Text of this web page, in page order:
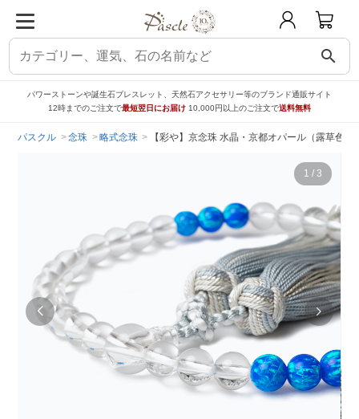
search
パワーストーンや誕生石ブレスレット、天然石アクセサリー等のブランド通販サイト
12時までのご注文で最短翌日にお届け 10,000円以上のご注文で送料無料
パスクル 念珠 略式念珠 【彩や】京念珠 水晶・京都オパール（露草色
1 / 3